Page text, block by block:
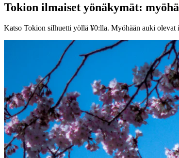
Tokion ilmaiset yönäkymät:
Katso Tokion silhuetti yöllä ¥0:lla. Myöhään auki